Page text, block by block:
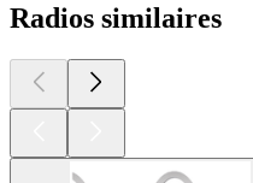
Radios similaires